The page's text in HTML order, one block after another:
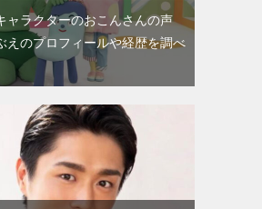
ャラクターのおこんさんの声
えのプロフィールや経歴を調べ